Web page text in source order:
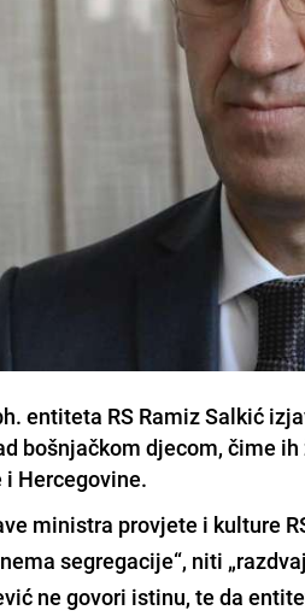
entiteta RS Ramiz Salkić
bošnjačkom djecom, čime
Hercegovine.
ministra provjete i kulture
segregacije“, niti
ne govori istinu, te da